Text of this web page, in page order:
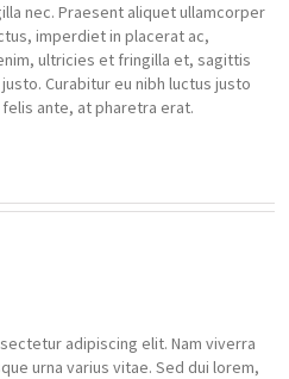
nec. Praesent aliquet ullamcorper
imperdiet in placerat ac,
ultricies et fringilla et, sagittis
Curabitur eu nibh luctus justo
ante, at pharetra erat.
adipiscing elit. Nam viverra
urna varius vitae. Sed dui lorem,